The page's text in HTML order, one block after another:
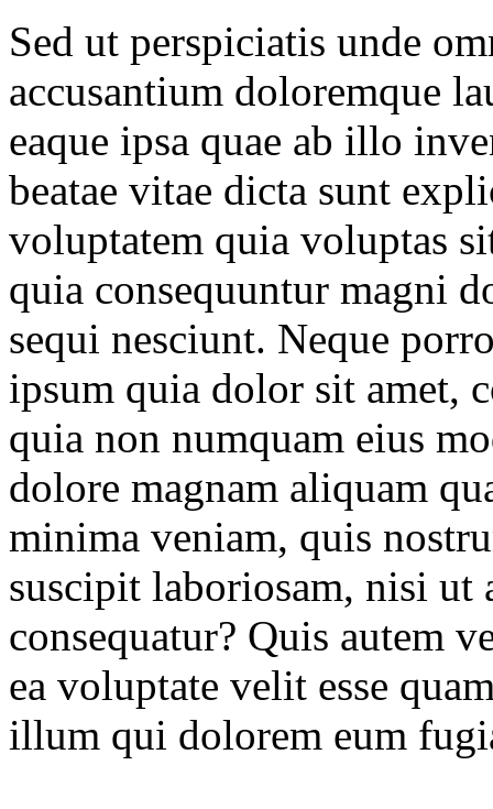
Sed ut perspiciatis unde
accusantium doloremque
eaque ipsa quae ab illo
beatae vitae dicta sunt
voluptatem quia voluptas
quia consequuntur magni
sequi nesciunt. Neque
ipsum quia dolor sit amet,
quia non numquam eius
dolore magnam aliquam
minima veniam, quis
suscipit laboriosam, nisi ut
consequatur? Quis autem
ea voluptate velit esse
illum qui dolorem eum